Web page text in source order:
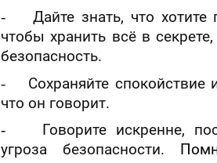
-
Дайте знать, что
чтобы хранить всё в
безопасность.
-
Сохраняйте спокойствие
что он говорит.
-
Говорите искренне,
угроза безопасности.